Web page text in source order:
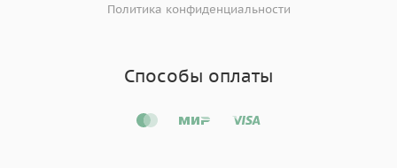
Политика конфиденциальности
Способы оплаты